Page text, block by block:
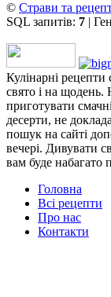
© Страви та
SQL запитів: 7 |
Кулінарні
свято і на
приготувати
десерти, не
пошук на сайті
вечері. Дивувати
вам буде набагато
Головна
Всі рецепти
Про нас
Контакти